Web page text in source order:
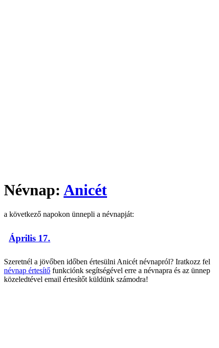
Névnap: Anicét
a következő napokon ünnepli a névnapját:
Április 17.
Szeretnél a jövőben időben értesülni Anicét névnapról? Iratkozz fel
névnap értesítő funkciónk segítségével erre a névnapra és az ünnep
közeledtével email értesítőt küldünk számodra!